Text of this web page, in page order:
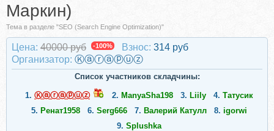
Маркин)
Тема в разделе "SEO (Search Engine Optimization)"
Цена: 40000 руб -100% Взнос: 314 руб
Организатор: Ⓚⓐⓡⓐⓟⓤⓩ
Список участников складчины:
1. Ⓚⓐⓡⓐⓟⓤⓩ 2. ManyaSha198 3. Liily 4. Татусик
5. Ренат1958 6. Serg666 7. Валерий Катулл 8. igorwi
9. Splushka